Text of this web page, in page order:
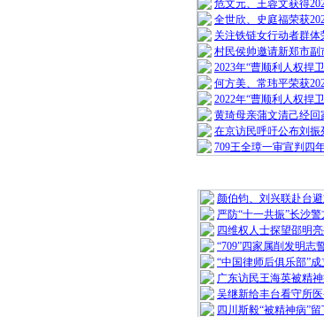
危文元、王蓉文获得
全世欣、史庭福荣获
关注铁链女行动者群体
村民侯帅邀请新郑市副
2023年“曹顺利人权捍
何方美、常玮平荣获
2022年“曹顺利人权捍
黄琦母亲蒲文清己经回
在京访民呼吁公布刘振
709王全璋一审宣判四
颜伯钧、刘兴联赴台
严防“十一共振”长沙警
四维权人士探望邵明
“709”四家属削发明志
“中国律师后俱乐部”成
广东访民王海英被精
吴继新给丰台看守所
四川斯毅“被精神病”留